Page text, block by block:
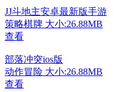
JJ斗地主安卓最新版手游
策略棋牌 大小:26.88MB
查看
部落冲突ios版
动作冒险 大小:26.88MB
查看